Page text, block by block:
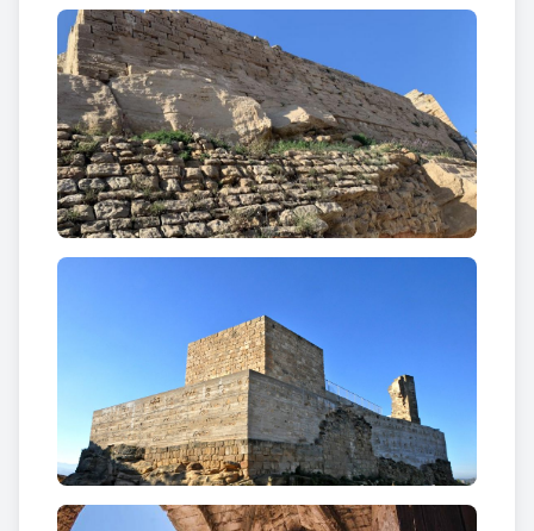
XIX segons la "Descripción sucinta Histórico-
topogràfica del término y villa&quot; del cirurgià
Ramon Solà Gaya».Trobades d’estudiosos de les
Garrigues, [en línia], 2012, p. 63-81,
https://raco.cat/index.php/TrobadesGarrigues/article/